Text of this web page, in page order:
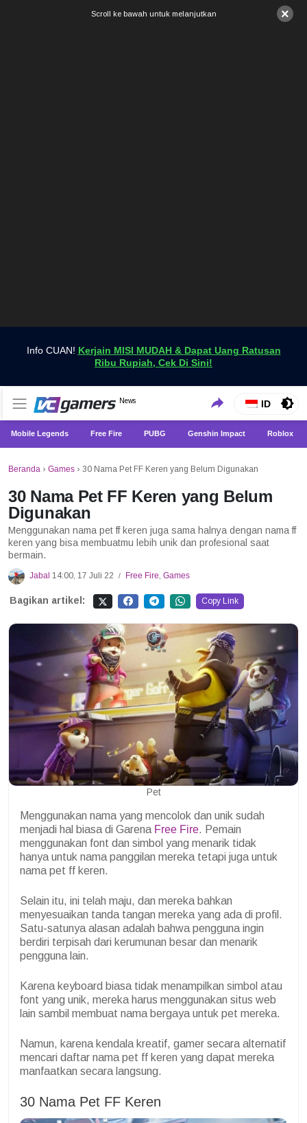
×
Scroll ke bawah untuk melanjutkan
Info CUAN! Kerjain MISI MUDAH & Dapat Uang Ratusan
Ribu Rupiah, Cek Di Sini!
VCGamers News
News
Dapatkan Berita Games Terbaru Hanya di VCGamers
ID
Mobile Legends Free Fire PUBG Genshin Impact Roblox
Beranda › Games › 30 Nama Pet FF Keren yang Belum Digunakan
30 Nama Pet FF Keren yang Belum
Digunakan
Menggunakan nama pet ff keren juga sama halnya dengan nama ff
keren yang bisa membuatmu lebih unik dan profesional saat
bermain.
Jabal 14:00, 17 Juli 22 / Free Fire, Games
Bagikan artikel: Copy Link
Pet
Menggunakan nama yang mencolok dan unik sudah
menjadi hal biasa di Garena Free Fire. Pemain
menggunakan font dan simbol yang menarik tidak
hanya untuk nama panggilan mereka tetapi juga untuk
nama pet ff keren.
Selain itu, ini telah maju, dan mereka bahkan
menyesuaikan tanda tangan mereka yang ada di profil.
Satu-satunya alasan adalah bahwa pengguna ingin
berdiri terpisah dari kerumunan besar dan menarik
pengguna lain.
Karena keyboard biasa tidak menampilkan simbol atau
font yang unik, mereka harus menggunakan situs web
lain sambil membuat nama bergaya untuk pet mereka.
Namun, karena kendala kreatif, gamer secara alternatif
mencari daftar nama pet ff keren yang dapat mereka
manfaatkan secara langsung.
30 Nama Pet FF Keren